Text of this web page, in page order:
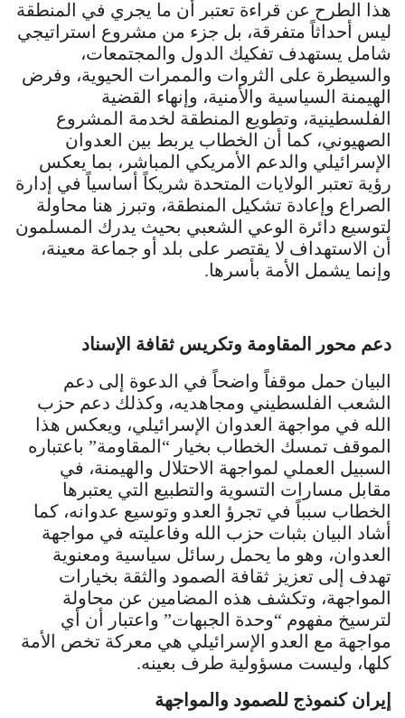
هذا الطرح عن قراءة تعتبر أن ما يجري في المنطقة
ليس أحداثاً متفرقة، بل جزء من مشروع استراتيجي
شامل يستهدف تفكيك الدول والمجتمعات،
والسيطرة على الثروات والممرات الحيوية، وفرض
الهيمنة السياسية والأمنية، وإنهاء القضية
الفلسطينية، وتطويع المنطقة لخدمة المشروع
الصهيوني، كما أن الخطاب يربط بين العدوان
الإسرائيلي والدعم الأمريكي المباشر، بما يعكس
رؤية تعتبر الولايات المتحدة شريكاً أساسياً في إدارة
الصراع وإعادة تشكيل المنطقة، وتبرز هنا محاولة
لتوسيع دائرة الوعي الشعبي بحيث يدرك المسلمون
أن الاستهداف لا يقتصر على بلد أو جماعة معينة،
وإنما يشمل الأمة بأسرها.
دعم محور المقاومة وتكريس ثقافة الإسناد
البيان حمل موقفاً واضحاً في الدعوة إلى دعم
الشعب الفلسطيني ومجاهديه، وكذلك دعم حزب
الله في مواجهة العدوان الإسرائيلي، ويعكس هذا
الموقف تمسك الخطاب بخيار “المقاومة” باعتباره
السبيل العملي لمواجهة الاحتلال والهيمنة، في
مقابل مسارات التسوية والتطبيع التي يعتبرها
الخطاب سبباً في تجرؤ العدو وتوسيع عدوانه، كما
أشاد البيان بثبات حزب الله وفاعليته في مواجهة
العدوان، وهو ما يحمل رسائل سياسية ومعنوية
تهدف إلى تعزيز ثقافة الصمود والثقة بخيارات
المواجهة، وتكشف هذه المضامين عن محاولة
لترسيخ مفهوم “وحدة الجبهات” واعتبار أن أي
مواجهة مع العدو الإسرائيلي هي معركة تخص الأمة
كلها، وليست مسؤولية طرف بعينه.
إيران كنموذج للصمود والمواجهة